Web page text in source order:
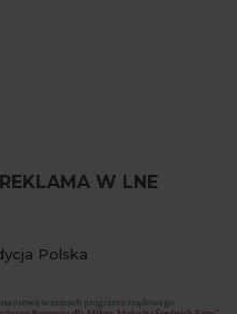
REKLAMA W LNE
Polska